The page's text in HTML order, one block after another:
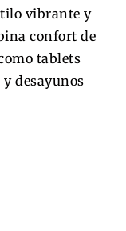
vibrante y
confort de
tablets
desayunos